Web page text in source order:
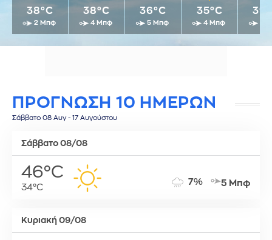
38°C
2 Μπφ
38°C
4 Μπφ
36°C
5 Μπφ
35°C
4 Μπφ
ΠΡΟΓΝΩΣΗ 10 ΗΜΕΡΩΝ
Σάββατο 08 Αυγ - 17 Αυγούστου
Σάββατο 08/08
46°C
34°C
7% 5 Μπφ
Κυριακή 09/08